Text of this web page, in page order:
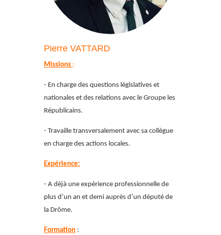
Pierre VATTARD
Missions :
- En charge des questions législatives et
nationales et des relations avec le Groupe les
Républicains.
- Travaille transversalement avec sa collègue
en charge des actions locales.
Expérience:
- A déjà une expérience professionnelle de
plus d’un an et demi auprès d’un député de
la Drôme.
Formation :